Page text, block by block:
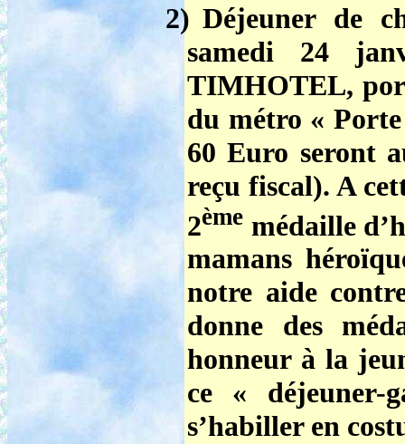
2) Déjeuner de
samedi 24
TIMHOTEL,
du métro «
60 Euro seront
reçu fiscal). A
2ème médaille
mamans
notre aide
donne des
honneur à la
ce « déjeuner-
s’habiller en